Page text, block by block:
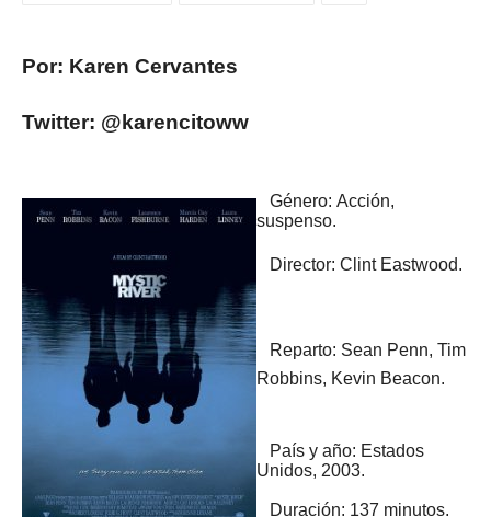
Por: Karen Cervantes
Twitter: @karencitoww
Género: Acción,
suspenso.
Director: Clint Eastwood.
Reparto: Sean Penn, Tim
Robbins, Kevin Beacon.
País y año: Estados
Unidos, 2003.
Duración: 137 minutos.